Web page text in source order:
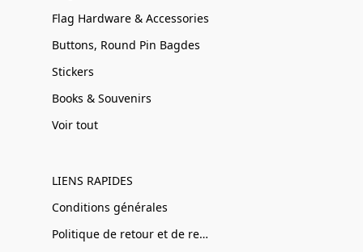
Flag Hardware & Accessories
Buttons, Round Pin Bagdes
Stickers
Books & Souvenirs
Voir tout
LIENS RAPIDES
Conditions générales
Politique de retour et de remboursement